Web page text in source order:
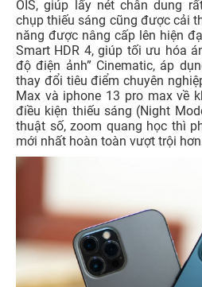
OIS, giúp lấy nét chân dung
chụp thiếu sáng cũng được cải
năng được nâng cấp lên hiện
Smart HDR 4, giúp tối ưu hóa
độ điện ảnh” Cinematic, áp
thay đổi tiêu điểm chuyên
Max và iphone 13 pro max về
điều kiện thiếu sáng (Night
thuật số, zoom quang học thì
mới nhất hoàn toàn vượt trội